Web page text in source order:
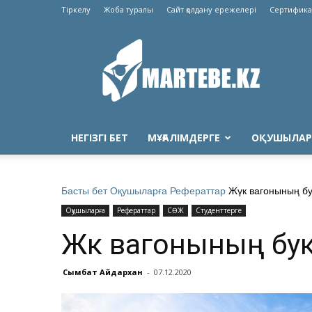
Тіркелу Жоба туралы Сайт қолдану ережелері
Martebe.kz
білім
сайты
НЕГІЗГІ БЕТ МҰҒАЛІМДЕРГЕ
Басты бет Оқушыларға Рефераттар Жүк вагонының
Оқушыларға Рефераттар СӨЖ Студенттерге
Жүк вагонының
Сымбат Айдархан - 07.12.2020